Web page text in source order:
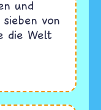
und
von
die Welt